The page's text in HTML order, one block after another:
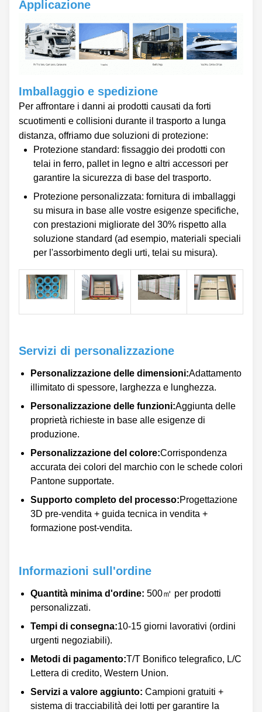
Applicazione
Imballaggio e spedizione
Per affrontare i danni ai prodotti causati da forti
scuotimenti e collisioni durante il trasporto a lunga
distanza, offriamo due soluzioni di protezione:
Protezione standard: fissaggio dei prodotti con
telai in ferro, pallet in legno e altri accessori per
garantire la sicurezza di base del trasporto.
Protezione personalizzata: fornitura di imballaggi
su misura in base alle vostre esigenze specifiche,
con prestazioni migliorate del 30% rispetto alla
soluzione standard (ad esempio, materiali speciali
per l'assorbimento degli urti, telai su misura).
Servizi di personalizzazione
Personalizzazione delle dimensioni:Adattamento
illimitato di spessore, larghezza e lunghezza.
Personalizzazione delle funzioni:Aggiunta delle
proprietà richieste in base alle esigenze di
produzione.
Personalizzazione del colore:Corrispondenza
accurata dei colori del marchio con le schede colori
Pantone supportate.
Supporto completo del processo:Progettazione
3D pre-vendita + guida tecnica in vendita +
formazione post-vendita.
Informazioni sull'ordine
Quantità minima d'ordine: 500㎡ per prodotti
personalizzati.
Tempi di consegna:10-15 giorni lavorativi (ordini
urgenti negoziabili).
Metodi di pagamento:T/T Bonifico telegrafico, L/C
Lettera di credito, Western Union.
Servizi a valore aggiunto: Campioni gratuiti +
sistema di tracciabilità dei lotti per garantire la